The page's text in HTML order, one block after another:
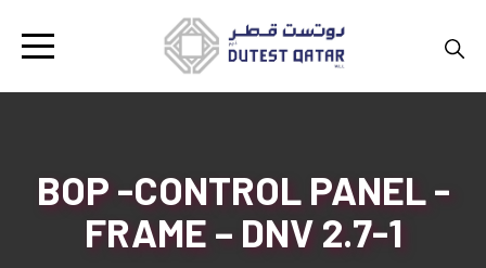
BOP -CONTROL PANEL -
FRAME – DNV 2.7-1